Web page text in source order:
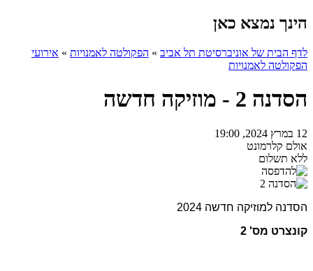
הינך נמצא כאן
לדף הבית של אוניברסיטת תל אביב » הפקולטה לאמנויות » אירועי
הפקולטה לאמנויות
הסדנה 2 - מוזיקה חדשה
12 במרץ 2024, 19:00
אולם קלרמונט
ללא תשלום
הסדנה למוזיקה חדשה 2024
קונצרט מס' 2